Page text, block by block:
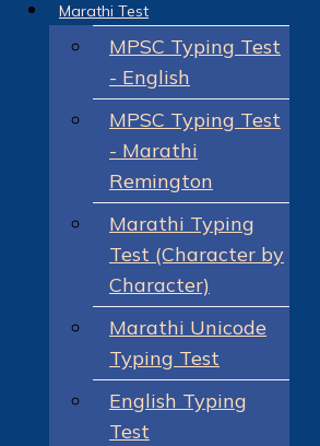
Marathi Test
MPSC Typing Test
- English
MPSC Typing Test
- Marathi
Remington
Marathi Typing
Test (Character by
Character)
Marathi Unicode
Typing Test
English Typing
Test